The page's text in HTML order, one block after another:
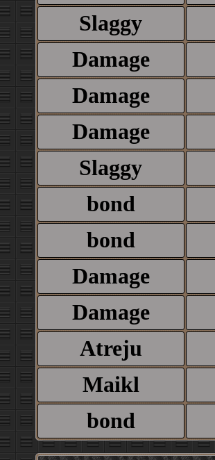
Slaggy
Damage
Damage
Damage
Slaggy
bond
bond
Damage
Damage
Atreju
Maikl
bond